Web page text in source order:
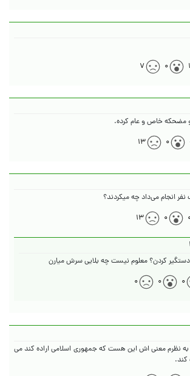
۱ ۰ ۷
خاص و عام کرده.
۰ ۱۳
نفر انجام می‌داد چه میکردند؟
۰ ۱۳
کردن؟ معلوم نیست چه بلایی سرش میارن
۰ ۰ ۰
به نظرم معنی اش این هست که جمهوری اسلامی اراده کند می
کند.